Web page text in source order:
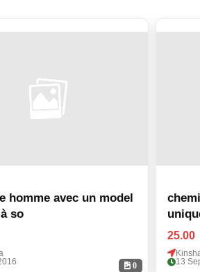
0
homme avec un model
so
25.00
13